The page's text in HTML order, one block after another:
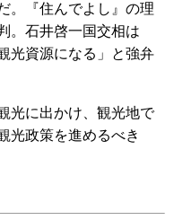
。『住んでよし』の理
。石井啓一国交相は
光資源になる」と強弁
光に出かけ、観光地で
光政策を進めるべき